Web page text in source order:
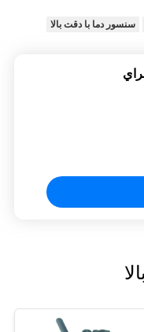
سنسور دما با دقت بالا